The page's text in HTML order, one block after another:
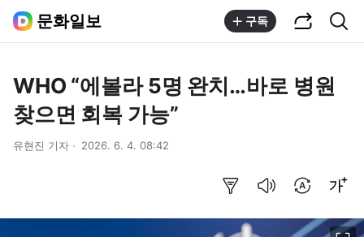
문화일보 구독
WHO “에볼라 5명 완치…바로 병원
찾으면 회복 가능”
유현진 기자 2026. 6. 4. 08:42